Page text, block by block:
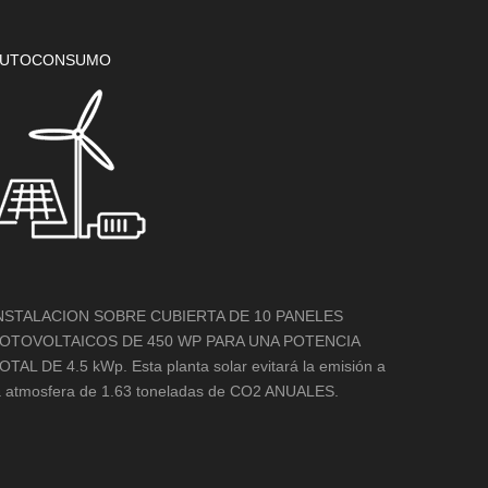
SOBRE CUBIERTA DE 10 PANELES
DE 450 WP PARA UNA POTENCIA
DE 4.5 kWp. Esta planta solar evitará la emisión a
atmosfera de 1.63 toneladas de CO2 ANUALES.